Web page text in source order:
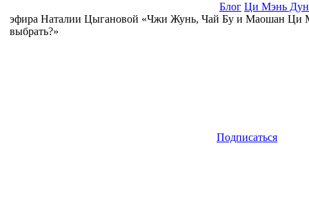
Блог Ци Мэнь
эфира Наталии Цыгановой «Чжи Жунь, Чай Бу и Маошан Ци
выбрать?»
Подписаться